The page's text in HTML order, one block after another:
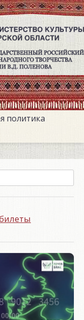
политика